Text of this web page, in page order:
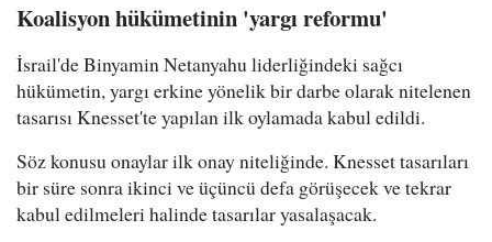
Koalisyon hükümetinin 'yargı reformu'
İsrail'de Binyamin Netanyahu liderliğindeki sağcı
hükümetin, yargı erkine yönelik bir darbe olarak nitelenen
tasarısı Knesset'te yapılan ilk oylamada kabul edildi.
Söz konusu onaylar ilk onay niteliğinde. Knesset tasarıları
bir süre sonra ikinci ve üçüncü defa görüşecek ve tekrar
kabul edilmeleri halinde tasarılar yasalaşacak.